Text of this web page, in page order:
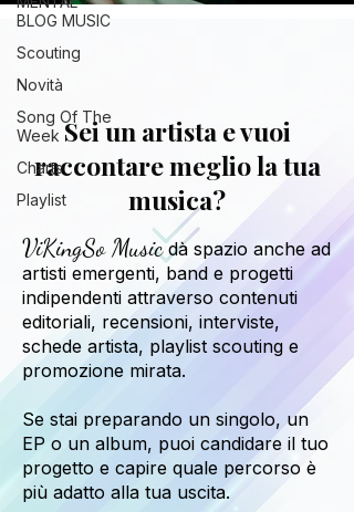
BLOG MUSIC
Scouting
Novità
Song Of The
Week
Charts
Playlist
Sei un artista e vuoi
raccontare meglio la tua
musica?
ViKingSo Music dà spazio anche ad
artisti emergenti, band e progetti
indipendenti attraverso contenuti
editoriali, recensioni, interviste,
schede artista, playlist scouting e
promozione mirata.
Se stai preparando un singolo, un
EP o un album, puoi candidare il tuo
progetto e capire quale percorso è
più adatto alla tua uscita.